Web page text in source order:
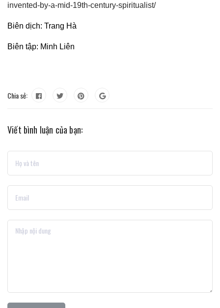
invented-by-a-mid-19th-century-spiritualist/
Biên dịch: Trang Hà
Biên tập: Minh Liên
Chia sẻ:
Viết bình luận của bạn: